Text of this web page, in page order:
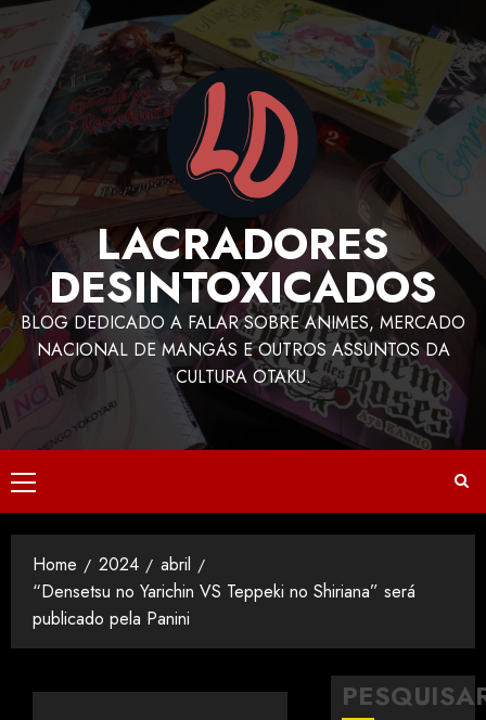
LACRADORES
DESINTOXICADOS
BLOG DEDICADO A FALAR SOBRE ANIMES, MERCADO
NACIONAL DE MANGÁS E OUTROS ASSUNTOS DA
CULTURA OTAKU.
Home 2024
abril
“Densetsu no Yarichin VS Teppeki no Shiriana” será
publicado pela Panini